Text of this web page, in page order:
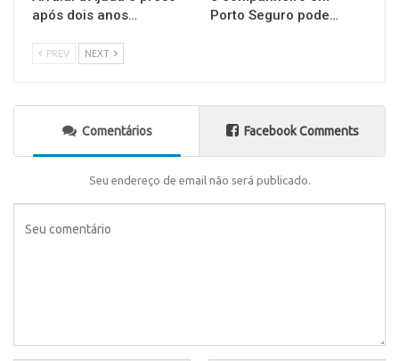
após dois anos…
Porto Seguro pode…
PREV NEXT
Comentários Facebook Comments
Seu endereço de email não será publicado.